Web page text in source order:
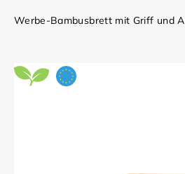
Werbe-Bambusbrett mit Griff und